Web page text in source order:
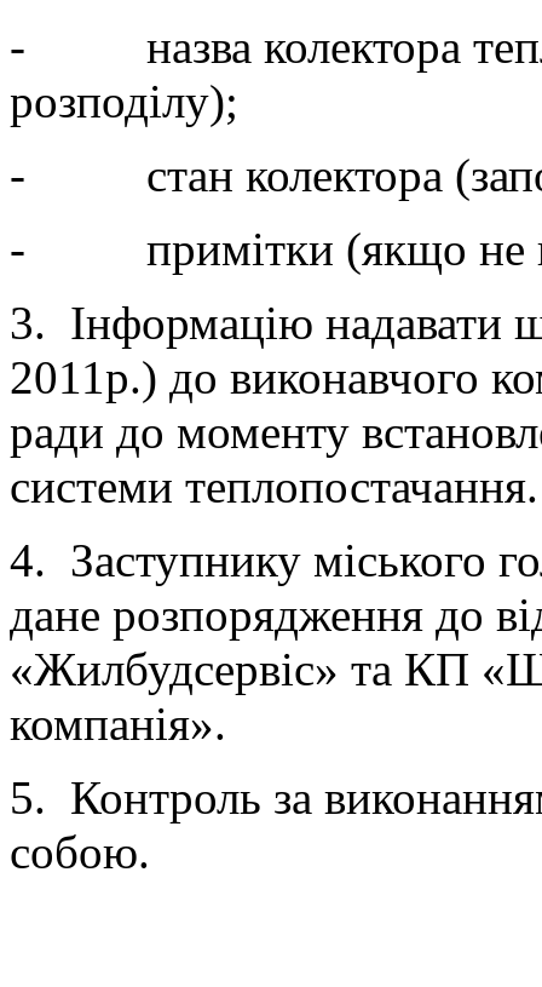
- назва колектора
розподілу);
- стан колектора
- примітки (якщо не в
3. Інформацію надавати
2011р.) до виконавчого
ради до моменту
системи теплопостачання.
4. Заступнику міського
дане розпорядження до
«Жилбудсервіс» та КП
компанія».
5. Контроль за
собою.